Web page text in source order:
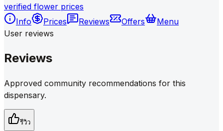
verified flower prices
Info
Prices Reviews Offers
Menu
User reviews
Reviews
Approved community recommendations for this
dispensary.
รีวิว